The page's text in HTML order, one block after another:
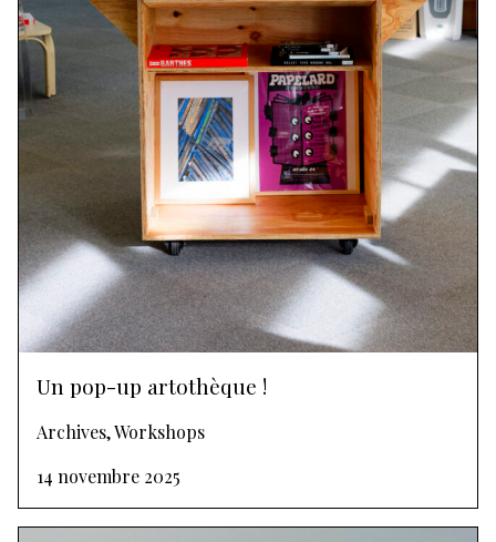
Un pop-up artothèque !
Archives, Workshops
14 novembre 2025